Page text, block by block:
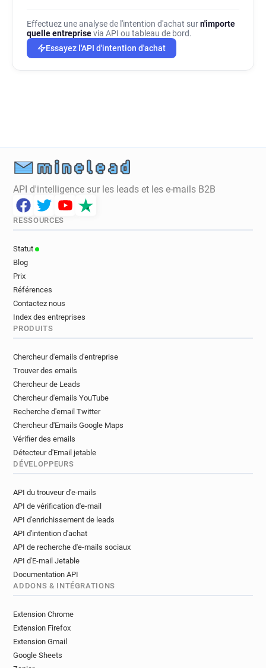
Effectuez une analyse de l'intention d'achat surn'importe
quelle entreprisevia API ou tableau de bord.
Essayez l'API d'intention d'achat
API d'intelligence sur les leads et les e-mails B2B
RESSOURCES
Statut
Blog
Prix
Références
Contactez nous
Index des entreprises
PRODUITS
Chercheur d'emails d'entreprise
Trouver des emails
Chercheur de Leads
Chercheur d'emails YouTube
Recherche d'email Twitter
Chercheur d'Emails Google Maps
Vérifier des emails
Détecteur d'Email jetable
DÉVELOPPEURS
API du trouveur d'e-mails
API de vérification d'e-mail
API d'enrichissement de leads
API d'intention d'achat
API de recherche d'e-mails sociaux
API d'E-mail Jetable
Documentation API
ADDONS & INTÉGRATIONS
Extension Chrome
Extension Firefox
Extension Gmail
Google Sheets